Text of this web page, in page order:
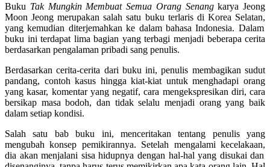
Buku Tak Mungkin Membuat Semua Orang Senang karya Jeong
Moon Jeongmerupakan salahsatu buku terlarisdi Korea Selatan,
yang kemudian diterjemahkan ke dalam bahasa Indonesia. Dalam
buku ini terdapat limabagian yangterbagi menjadi beberapa cerita
berdasarkan pengalaman pribadi sang penulis.
Berdasarkan cerita-cerita dari buku ini,penulis membagikan sudut
pandang, contoh kasus hingga kiat-kiat untuk menghadapi orang
yangkasar, komentar yang negatif,cara mengekspresikan diri, cara
bersikap masabodoh, dan tidak selalu menjadi orang yangbaik
dalam setiap kondisi.
Salahsatu bab buku ini, menceritakan tentang penulisyang
mengubah konsep pemikirannya. Setelah mengalami kecelakaan,
dia akan menjalani sisa hidupnya dengan hal-hal yang disukai dan